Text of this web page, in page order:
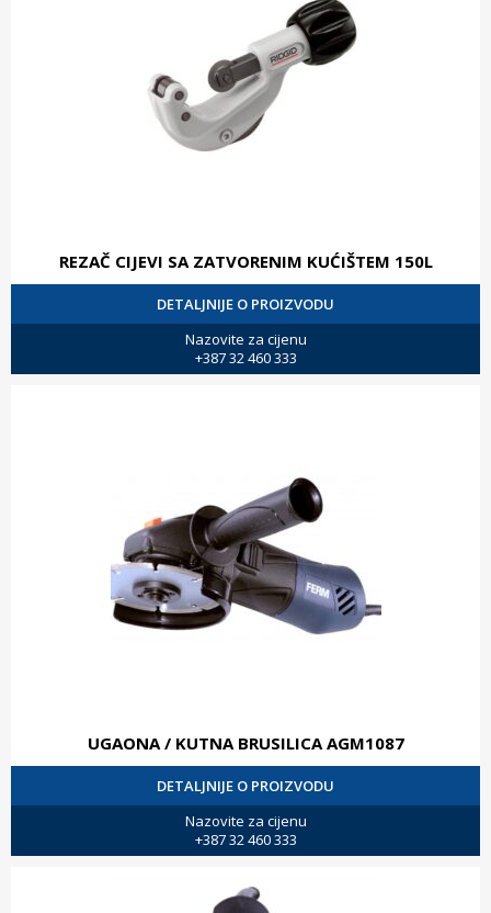
REZAČ CIJEVI SA ZATVORENIM KUĆIŠTEM 150L
DETALJNIJE O PROIZVODU
Nazovite za cijenu
+387 32 460 333
UGAONA / KUTNA BRUSILICA AGM1087
DETALJNIJE O PROIZVODU
Nazovite za cijenu
+387 32 460 333